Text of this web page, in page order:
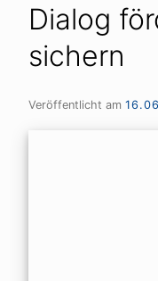
Dialog
sichern
Veröffentlicht am